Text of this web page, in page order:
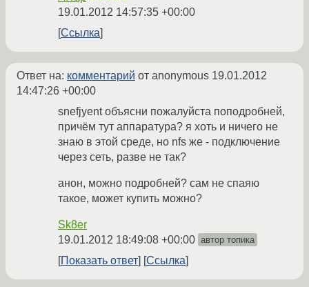
19.01.2012 14:57:35 +00:00
Ссылка
Ответ на: комментарий от anonymous 19.01.2012
14:47:26 +00:00
snefjyent объясни пожалуйста поподробней,
причём тут аппаратура? я хоть и ничего не
знаю в этой среде, но nfs же - подключение
через сеть, разве не так?
анон, можно подробней? сам не спаяю
такое, может купить можно?
Sk8er
19.01.2012 18:49:08 +00:00 автор топика
Показать ответ Ссылка